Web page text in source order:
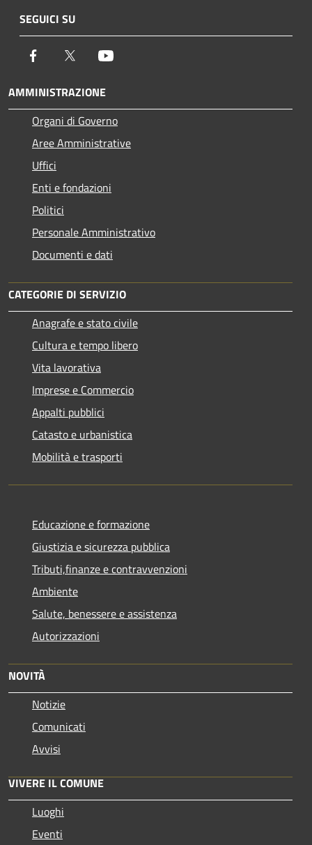
SEGUICI SU
Facebook Twitter
AMMINISTRAZIONE
Organi di Governo
Aree Amministrative
Uffici
Enti e fondazioni
Politici
Personale Amministrativo
Documenti e dati
CATEGORIE DI SERVIZIO
Anagrafe e stato civile
Cultura e tempo libero
Vita lavorativa
Imprese e Commercio
Appalti pubblici
Catasto e urbanistica
Mobilità e trasporti
Educazione e formazione
Giustizia e sicurezza pubblica
Tributi,finanze e contravvenzioni
Ambiente
Salute, benessere e assistenza
Autorizzazioni
NOVITÀ
Notizie
Comunicati
Avvisi
VIVERE IL COMUNE
Luoghi
Eventi